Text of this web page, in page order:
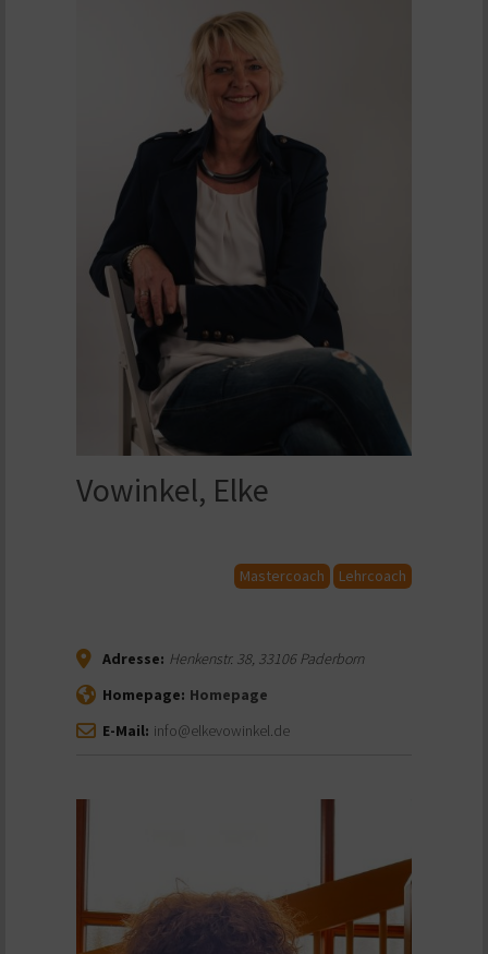
Vowinkel, Elke
Mastercoach Lehrcoach
Adresse: Henkenstr. 38, 33106Paderborn
Homepage: Homepage
E-Mail: info@elkevowinkel.de